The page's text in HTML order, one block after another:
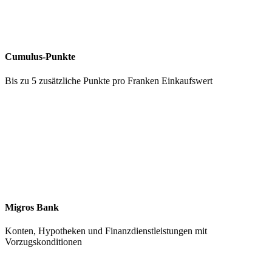
Cumulus-Punkte
Bis zu 5 zusätzliche Punkte pro Franken Einkaufswert
Migros Bank
Konten, Hypotheken und Finanzdienstleistungen mit
Vorzugskonditionen